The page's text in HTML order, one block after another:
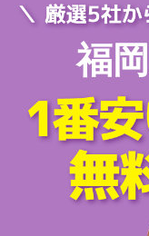
福